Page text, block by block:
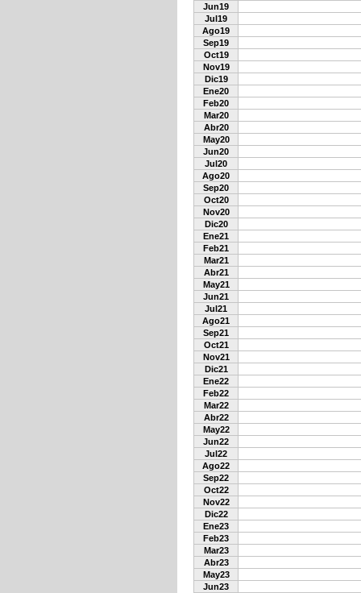
Jun19
Jul19
Ago19
Sep19
Oct19
Nov19
Dic19
Ene20
Feb20
Mar20
Abr20
May20
Jun20
Jul20
Ago20
Sep20
Oct20
Nov20
Dic20
Ene21
Feb21
Mar21
Abr21
May21
Jun21
Jul21
Ago21
Sep21
Oct21
Nov21
Dic21
Ene22
Feb22
Mar22
Abr22
May22
Jun22
Jul22
Ago22
Sep22
Oct22
Nov22
Dic22
Ene23
Feb23
Mar23
Abr23
May23
Jun23